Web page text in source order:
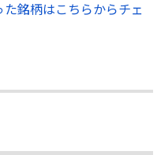
銘柄はこちらからチェ